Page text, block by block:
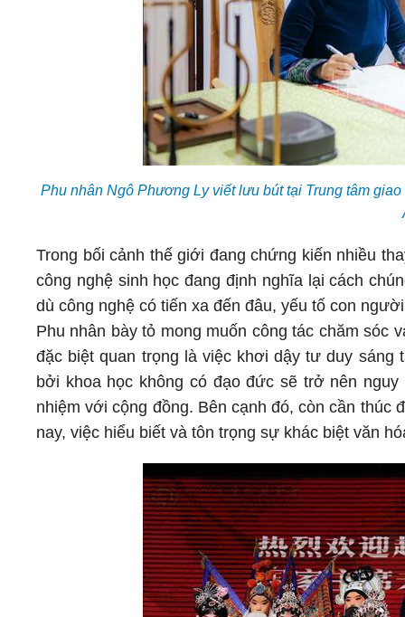
Phu nhân Ngô Phương Ly viết lưu bút tại Trung tâm
Trong bối cảnh thế giới đang chứng kiến nhiều
công nghệ sinh học đang định nghĩa lại cách
dù công nghệ có tiến xa đến đâu, yếu tố con
Phu nhân bày tỏ mong muốn công tác chăm sóc
đặc biệt quan trọng là việc khơi dậy tư duy
bởi khoa học không có đạo đức sẽ trở nên
nhiệm với cộng đồng. Bên cạnh đó, còn cần
nay, việc hiểu biết và tôn trọng sự khác biệt văn